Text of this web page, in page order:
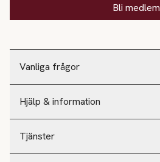
Vanliga frågor
Hjälp & information
Tjänster
Bli medlem